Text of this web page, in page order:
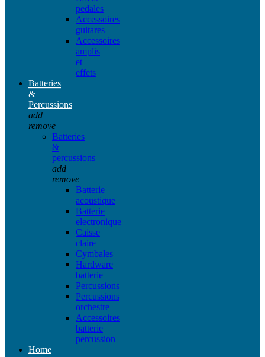
pedales
Accessoires
guitares
Accessoires
amplis
et
effets
Batteries
&
Percussions
add
remove
Batteries
&
percussions
add
remove
Batterie
acoustique
Batterie
electronique
Caisse
claire
Cymbales
Hardware
batterie
Percussions
Percussions
orchestre
Accessoires
batterie
percussion
Home